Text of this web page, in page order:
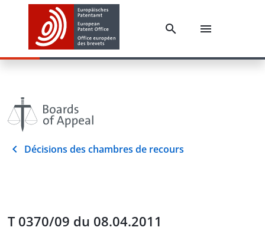
Décisions des chambres de recours
T 0370/09 du 08.04.2011